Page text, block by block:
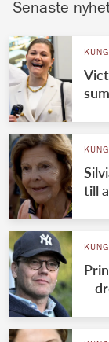
Senaste
till
–